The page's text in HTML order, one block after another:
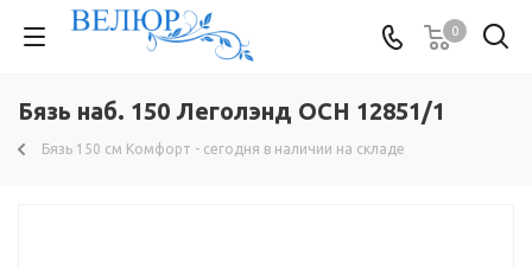
0
Бязь наб. 150 Леголэнд ОСН 12851/1
Бязь 150 см Комфорт - сегодня в наличии на складе